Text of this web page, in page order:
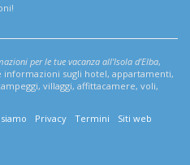
per le tue vacanza all'Isola d'Elba,
informazioni sugli hotel, appartamenti,
villaggi, affittacamere, voli,
Privacy Termini
Siti web